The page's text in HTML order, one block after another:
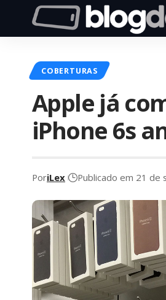
COBERTURAS
Apple já
iPhone 6s
PoriLex Publicado em 21